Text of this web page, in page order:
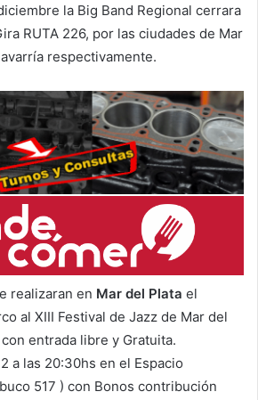
la Big Band Regional cerrara
RUTA 226, por las ciudades de Mar
respectivamente.
realizaran en Mar del Plata el
al XIII Festival de Jazz de Mar del
con entrada libre y Gratuita.
a las 20:30hs en el Espacio
517 ) con Bonos contribución